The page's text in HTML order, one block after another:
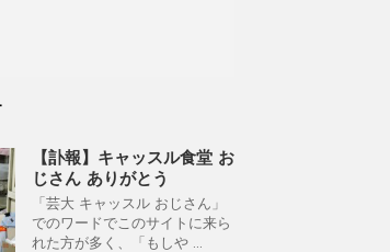
【訃報】キャッスル食堂 お
じさん ありがとう
「芸大 キャッスル おじさん」
でのワードでこのサイトに来ら
れた方が多く、「もしや ...